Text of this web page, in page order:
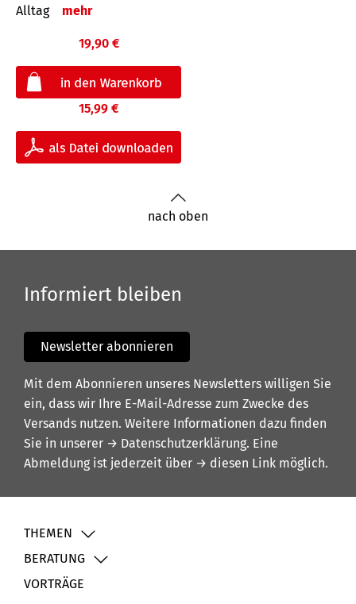
Alltag
mehr
19,90 €
15,99 €
nach oben
Informiert bleiben
Newsletter abonnieren
Mit dem Abonnieren unseres Newsletters willigen Sie
ein, dass wir Ihre E-Mail-Adresse zum Zwecke des
Versands nutzen. Weitere Informationen dazu finden
Sie in unserer → Datenschutzerklärung. Eine
Abmeldung ist jederzeit über → diesen Link möglich.
THEMEN
BERATUNG
VORTRÄGE